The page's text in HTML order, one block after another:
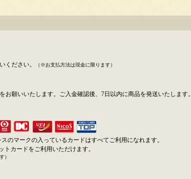
ください。
（※お支払方法は現金に限ります）
願いいたします。ご入金確認後、7日以内に商品を発送いたします。
のマークの入っているカードはすべてご利用になれます。
カードをご利用いただけます。
）